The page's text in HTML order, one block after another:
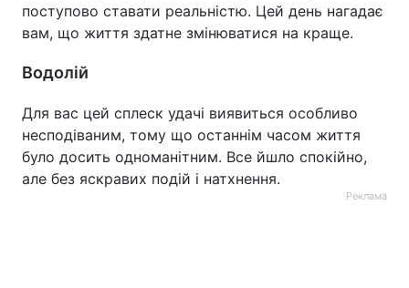
поступово ставати реальністю. Цей день нагадає
вам, що життя здатне змінюватися на краще.
Водолій
Для вас цей сплеск удачі виявиться особливо
несподіваним, тому що останнім часом життя
було досить одноманітним. Все йшло спокійно,
але без яскравих подій і натхнення.
Реклама